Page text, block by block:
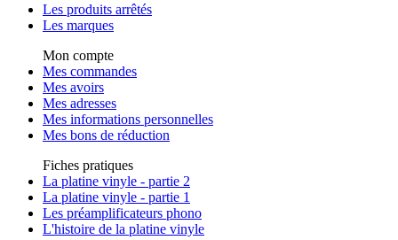
Les produits arrêtés
Les marques
Mon compte
Mes commandes
Mes avoirs
Mes adresses
Mes informations personnelles
Mes bons de réduction
Fiches pratiques
La platine vinyle - partie 2
La platine vinyle - partie 1
Les préamplificateurs phono
L'histoire de la platine vinyle